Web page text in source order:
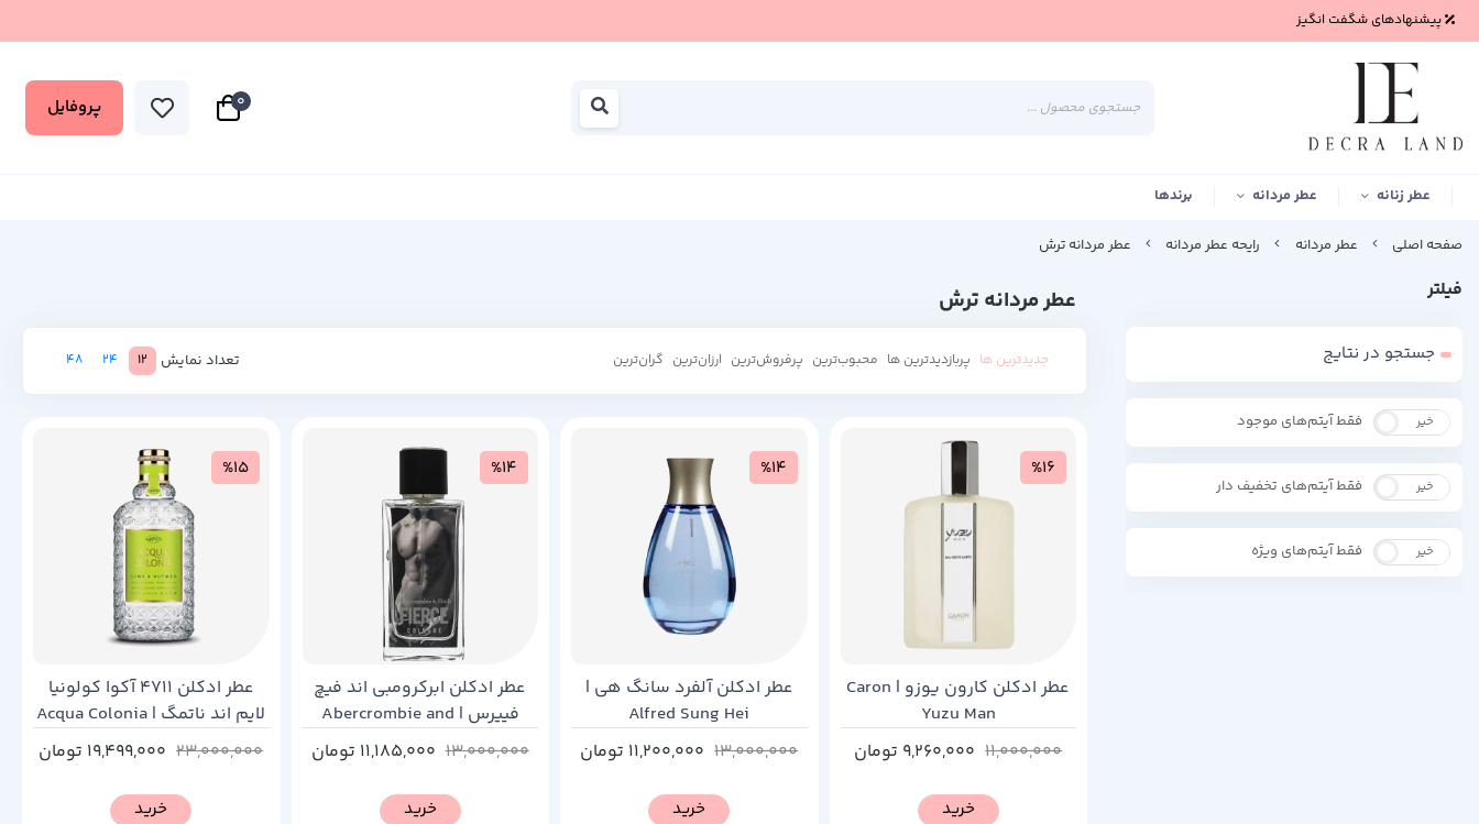
پیشنهادهای شگفت انگیز
0 پروفایل
عطر زنانه عطر مردانه برندها
صفحه اصلی عطر مردانه رایحه عطر مردانه عطر مردانه ترش
فیلتر
جستجو در نتایج
بله خیر فقط آیتم‌های موجود
بله خیر فقط آیتم‌های تخفیف دار
بله خیر فقط آیتم‌های ویژه
عطر مردانه ترش
جدیدترین ها پربازدیدترین ها محبوب‌‌ترین پرفروش‌ترین ارزان‌ترین گران‌ترین تعداد نمایش 12
24
48
%16
عطر ادکلن کارون یوزو | Caron
Yuzu Man
11,000,000
9,260,000 تومان
خرید
%14
عطر ادکلن آلفرد سانگ هی |
Alfred Sung Hei
13,000,000
11,200,000 تومان
خرید
%14
عطر ادکلن ابرکرومبی اند فیچ
فییرس | Abercrombie and
Fitch Fierce13,000,000
11,185,000 تومان
خرید
%15
عطر ادکلن 4711 آکوا کولونیا
لایم اند ناتمگ | Acqua Colonia
Lime & Nutmeg 4711
23,000,000
19,499,000 تومان
خرید